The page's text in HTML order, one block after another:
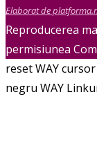
Elaborat de
Reproducerea
permisiunea
reset WAYcursor
negru WAY